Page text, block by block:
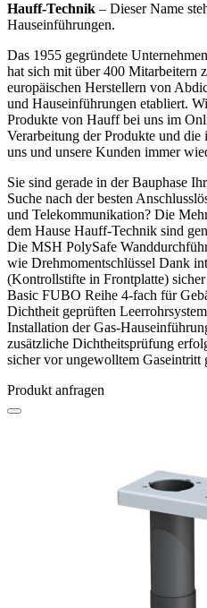
Hauff-Technik – Dieser Name
Hauseinführungen.
Das 1955 gegründete
hat sich mit über 400 Mitarbeitern
europäischen Herstellern von
und Hauseinführungen etabliert.
Produkte von Hauff bei uns im
Verarbeitung der Produkte und
uns und unsere Kunden immer
Sie sind gerade in der Bauphase
Suche nach der besten
und Telekommunikation? Die
dem Hause Hauff-Technik sind
Die MSH PolySafe
wie Drehmomentschlüssel Dank
(Kontrollstifte in Frontplatte)
Basic FUBO Reihe 4-fach für
Dichtheit geprüften
Installation der Gas-
zusätzliche Dichtheitsprüfung
sicher vor ungewolltem Gaseintritt
Produkt anfragen